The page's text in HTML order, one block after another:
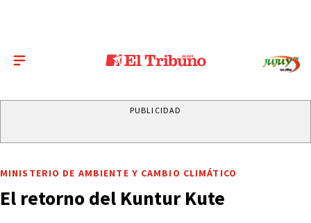
PUBLICIDAD
MINISTERIO DE AMBIENTE Y CAMBIO CLIMÁTICO
El retorno del Kuntur Kute